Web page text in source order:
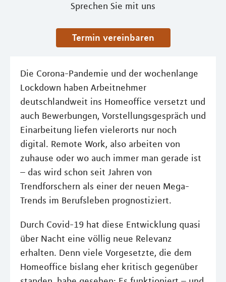
Sprechen Sie mit uns
Termin vereinbaren
Die Corona-Pandemie und der wochenlange
Lockdown haben Arbeitnehmer
deutschlandweit ins Homeoffice versetzt und
auch Bewerbungen, Vorstellungsgespräch und
Einarbeitung liefen vielerorts nur noch
digital. Remote Work, also arbeiten von
zuhause oder wo auch immer man gerade ist
– das wird schon seit Jahren von
Trendforschern als einer der neuen Mega-
Trends im Berufsleben prognostiziert.
Durch Covid-19 hat diese Entwicklung quasi
über Nacht eine völlig neue Relevanz
erhalten. Denn viele Vorgesetzte, die dem
Homeoffice bislang eher kritisch gegenüber